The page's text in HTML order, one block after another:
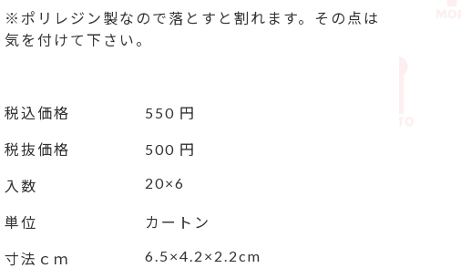
※ポリレジン製なので落とすと割れます。その点は
気を付けて下さい。
税込価格 550 円
税抜価格 500 円
入数 20×6
単位 カートン
寸法ｃｍ 6.5×4.2×2.2cm